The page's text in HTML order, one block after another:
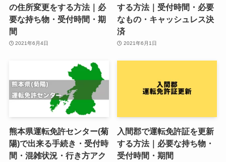
の住所変更をする方法｜必
要な持ち物・受付時間・期
間
2021年6月4日
する方法｜受付時間・必要
なもの・キャッシュレス決
済
2021年6月1日
熊本県運転免許センター(菊
陽)で出来る手続き・受付時
間・混雑状況・行き方アク
入間郡で運転免許証を更新
する方法｜必要な持ち物・
受付時間・期間